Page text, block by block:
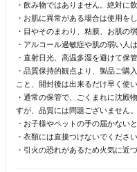
・飲み物ではありません。絶対に
・お肌に異常がある場合は使用を
・目やそのまわり、粘膜、お肌の
・アルコール過敏症や肌の弱い人
・直射日光、高温多湿を避けて保
・品質保持的観点より、製品ご購
こと、開封後は出来るだけ早く使
・通常の保管で、ごくまれに沈殿
すが、品質には問題ございません。
・お子様やペットの手の届かない
・衣類には直接つけないでくださ
・引火の恐れがあるため火気に近